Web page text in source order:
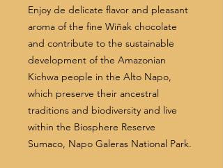
Enjoy de delicate flavor and pleasant
aroma of the fine Wiñak chocolate
and contribute to the sustainable
development of the Amazonian
Kichwa people in the Alto Napo,
which preserve their ancestral
traditions and biodiversity and live
within the Biosphere Reserve
Sumaco, Napo Galeras National Park.